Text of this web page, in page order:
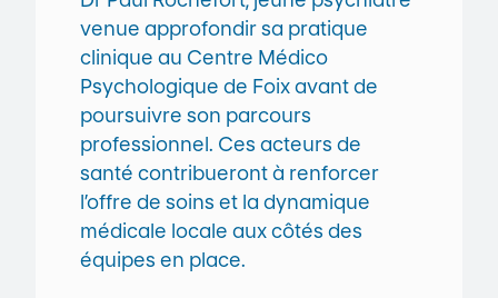
venue approfondir sa pratique
clinique au Centre Médico
Psychologique de Foix avant de
poursuivre son parcours
professionnel. Ces acteurs de
santé contribueront à renforcer
l’offre de soins et la dynamique
médicale locale aux côtés des
équipes en place.